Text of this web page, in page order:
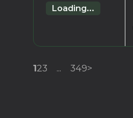
Loading...
123 ... 349>